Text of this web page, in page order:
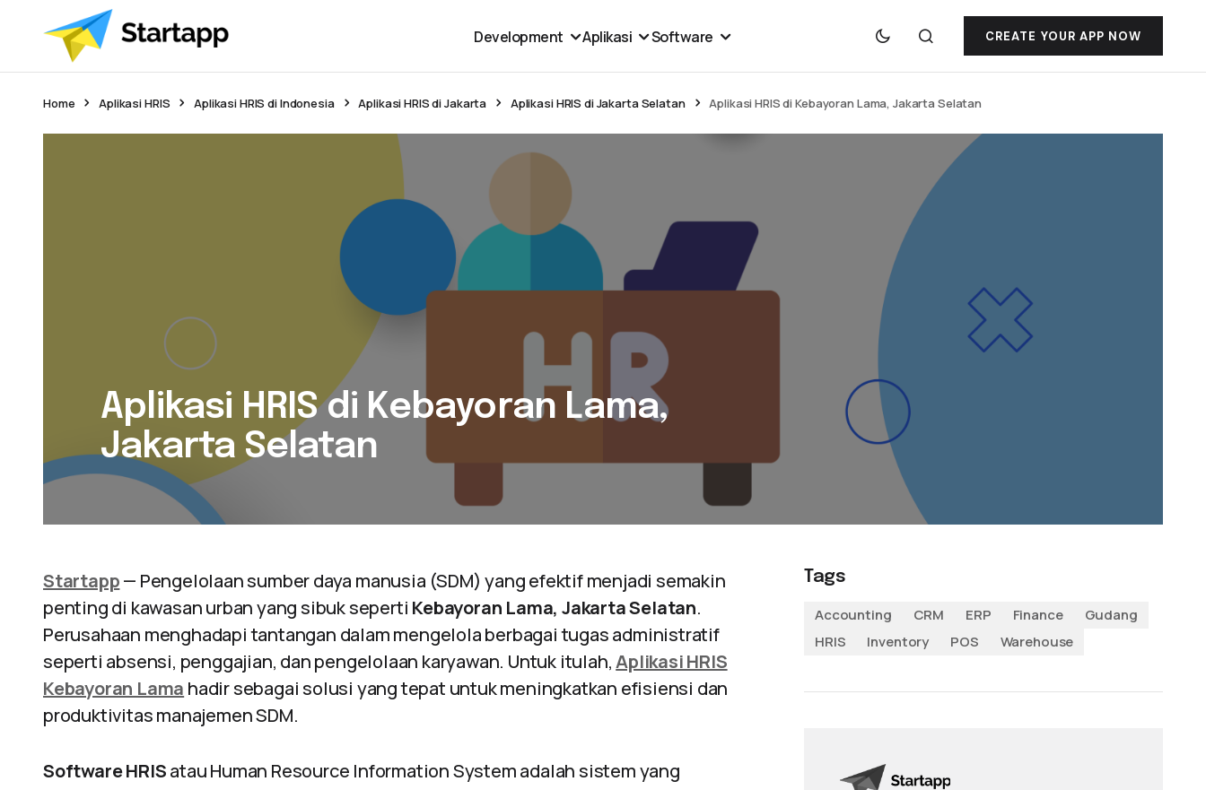
Development Aplikasi Software CREATE YOUR APP NOW
Home Aplikasi HRIS Aplikasi HRIS di Indonesia Aplikasi HRIS di Jakarta Aplikasi HRIS di Jakarta Selatan Aplikasi HRIS di Kebayoran Lama, Jakarta Selatan
Aplikasi HRIS di Kebayoran Lama,
Jakarta Selatan
Startapp— Pengelolaan sumber daya manusia (SDM) yang efektif menjadi semakin
penting di kawasan urban yang sibuk seperti Kebayoran Lama, Jakarta Selatan.
Perusahaan menghadapi tantangan dalam mengelola berbagai tugas administratif
seperti absensi, penggajian, dan pengelolaan karyawan. Untuk itulah,Aplikasi HRIS
Kebayoran Lama hadir sebagai solusi yang tepat untuk meningkatkan efisiensi dan
produktivitas manajemen SDM.
Software HRISatau Human Resource Information System adalah sistem yang
Tags
Accounting
CRM ERP Finance
Gudang
HRIS
Inventory POS Warehouse